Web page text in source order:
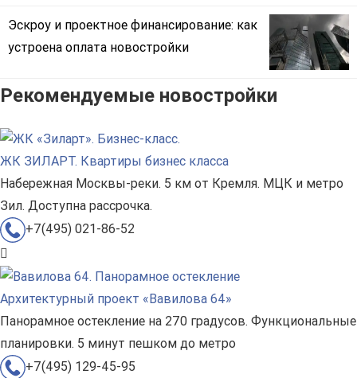
Эскроу и проектное финансирование: как
устроена оплата новостройки
Рекомендуемые новостройки
ЖК ЗИЛАРТ. Квартиры бизнес класса
Набережная Москвы-реки. 5 км от Кремля. МЦК и метро
Зил. Доступна рассрочка.
+7(495) 021-86-52
Архитектурный проект «Вавилова 64»
Панорамное остекление на 270 градусов. Функциональные
планировки. 5 минут пешком до метро
+7(495) 129-45-95